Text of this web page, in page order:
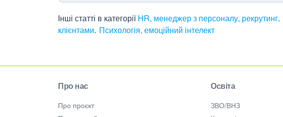
Інші статті в категорії HR, менеджер з персоналу, рекрутинг
клієнтами Психологія, емоційний інтелект
Про нас
Про проєкт
Освіта
ЗВО/ВНЗ